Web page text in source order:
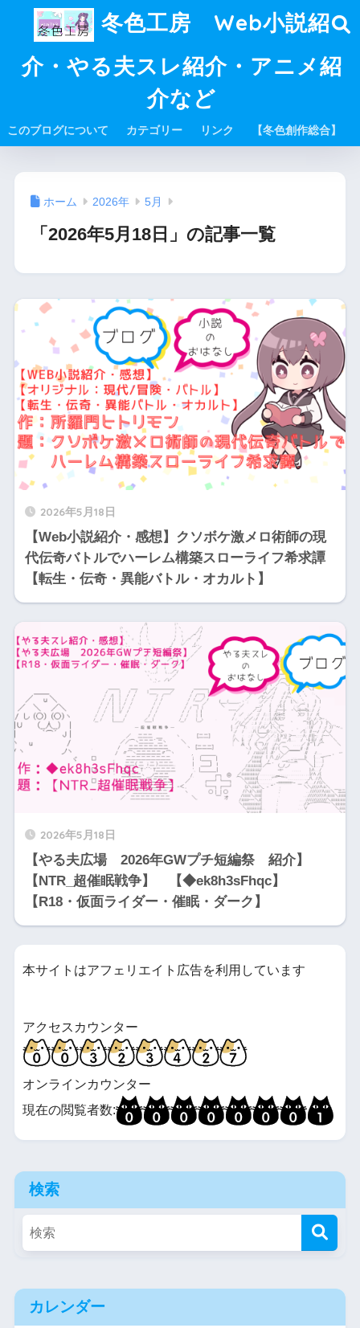
冬色工房 Web小説紹
介・やる夫スレ紹介・アニメ紹
介など
このブログについて カテゴリー リンク 【冬色創作総合】
ホーム 2026年 5月
「2026年5月18日」の記事一覧
2026年5月18日
【Web小説紹介・感想】クソボケ激メロ術師の現
代伝奇バトルでハーレム構築スローライフ希求譚
【転生・伝奇・異能バトル・オカルト】
2026年5月18日
【やる夫広場 2026年GWプチ短編祭 紹介】
【NTR_超催眠戦争】 【◆ek8h3sFhqc】
【R18・仮面ライダー・催眠・ダーク】
本サイトはアフェリエイト広告を利用しています
アクセスカウンター
オンラインカウンター
現在の閲覧者数:
検索
カレンダー